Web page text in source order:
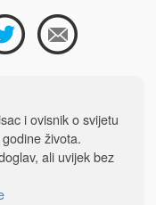
i ovisnik o svijetu
života.
ali uvijek bez